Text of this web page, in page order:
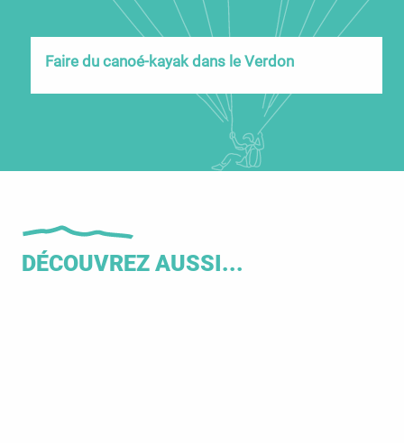
Faire du canoé-kayak dans le Verdon
DÉCOUVREZ AUSSI...